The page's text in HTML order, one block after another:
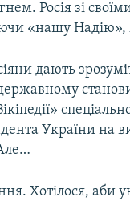
Росія зі
«нашу
дають
України на
Хотілося, аби